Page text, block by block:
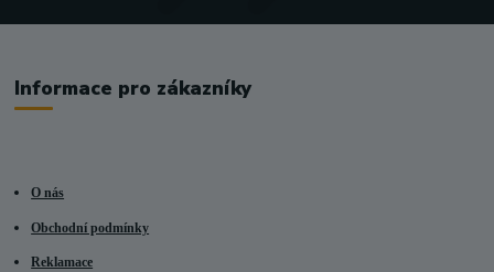
Informace pro zákazníky
O nás
Obchodní podmínky
Reklamace